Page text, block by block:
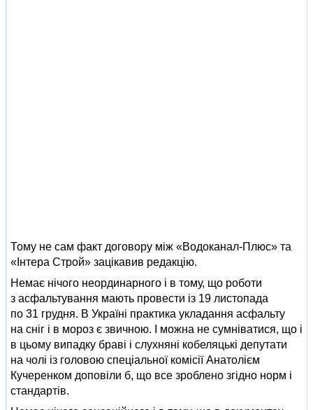
Тому не сам факт договору між «Водоканал-Плюс» та
«Інтера Строй» зацікавив редакцію.
Немає нічого неординарного і в тому, що роботи
з асфальтування мають провести із 19 листопада
по 31 грудня. В Україні практика укладання асфальту
на сніг і в мороз є звичною. І можна не сумніватися, що і
в цьому випадку браві і слухняні кобеляцькі депутати
на чолі із головою спеціальної комісії Анатолієм
Кучеренком доповіли б, що все зроблено згідно норм і
стандартів.